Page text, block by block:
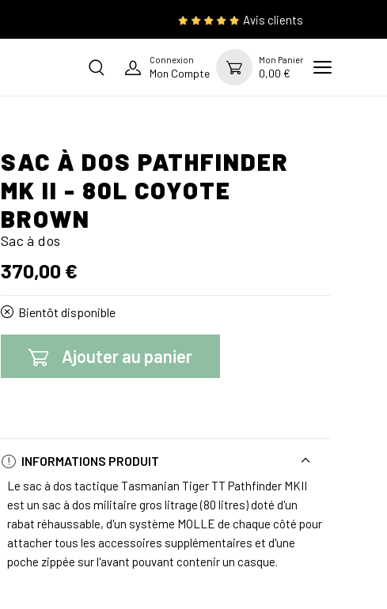
Avis clients
Connexion
Mon Compte
Mon Panier
0,00 €
SAC À DOS PATHFINDER
MK II - 80L COYOTE
BROWN
Sac à dos
370,00 €
Bientôt disponible
Ajouter au panier
INFORMATIONS PRODUIT
Le sac à dos tactique Tasmanian Tiger TT Pathfinder MKII
est un sac à dos militaire gros litrage (80 litres) doté d'un
rabat réhaussable, d'un système MOLLE de chaque côté pour
attacher tous les accessoires supplémentaires et d'une
poche zippée sur l'avant pouvant contenir un casque.